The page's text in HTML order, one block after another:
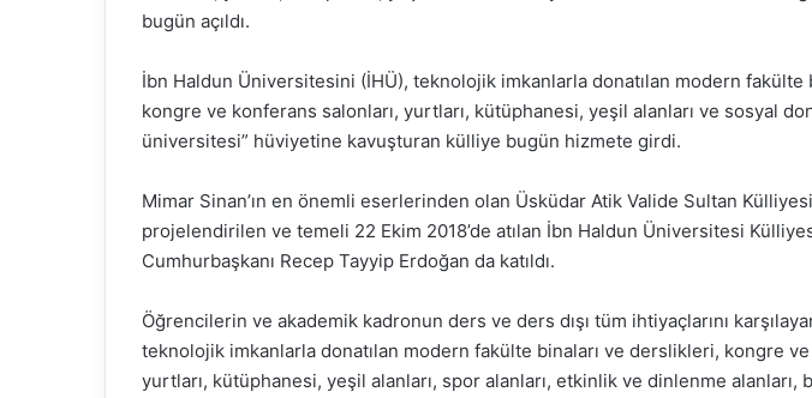
bugün açıldı.
İbn Haldun Üniversitesini (İHÜ), teknolojik imkanlarla donatılan modern fakülte
kongre ve konferans salonları, yurtları, kütüphanesi, yeşil alanları ve sosyal
üniversitesi” hüviyetine kavuşturan külliye bugün hizmete girdi.
Mimar Sinan’ın en önemli eserlerinden olan Üsküdar Atik Valide Sultan
projelendirilen ve temeli 22 Ekim 2018’de atılan İbn Haldun Üniversitesi
Cumhurbaşkanı Recep Tayyip Erdoğan da katıldı.
Öğrencilerin ve akademik kadronun ders ve ders dışı tüm ihtiyaçlarını
teknolojik imkanlarla donatılan modern fakülte binaları ve derslikleri, kongre
yurtları, kütüphanesi, yeşil alanları, spor alanları, etkinlik ve dinlenme alanları,